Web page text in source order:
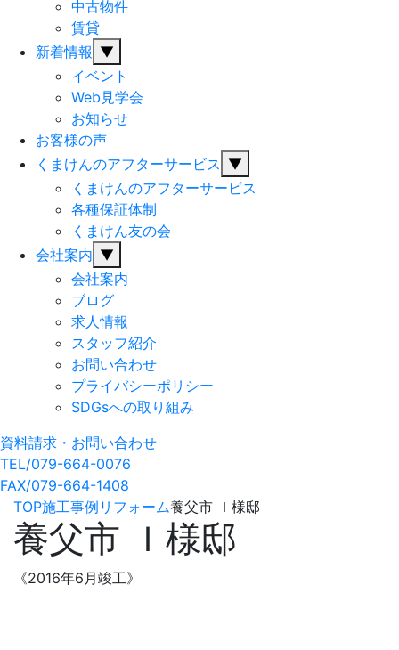
中古物件
賃貸
新着情報 ▼
イベント
Web見学会
お知らせ
お客様の声
くまけんのアフターサービス ▼
くまけんのアフターサービス
各種保証体制
くまけん友の会
会社案内 ▼
会社案内
ブログ
求人情報
スタッフ紹介
お問い合わせ
プライバシーポリシー
SDGsへの取り組み
資料請求・お問い合わせ
TEL/079-664-0076
FAX/079-664-1408
TOP施工事例 リフォーム養父市 Ｉ様邸
養父市 Ｉ様邸
《2016年6月竣工》